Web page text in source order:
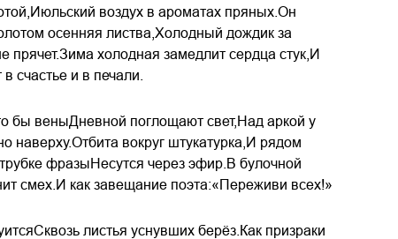
воздух в ароматах пряных.Он
осенняя листва,Холодный дождик за
прячет.Зима холодная замедлит сердца стук,И
счастье и в печали.
бы веныДневной поглощают свет,Над аркой у
наверху.Отбита вокруг штукатурка,И рядом
фразыНесутся через эфир.В булочной
смех.И как завещание поэта:«Переживи всех!»
листья уснувших берёз.Как призраки